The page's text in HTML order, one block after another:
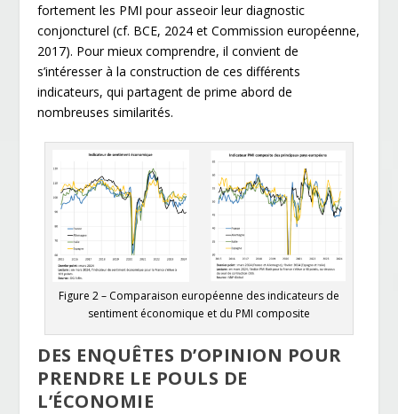
fortement les PMI pour asseoir leur diagnostic
conjoncturel (cf. BCE, 2024 et Commission européenne,
2017). Pour mieux comprendre, il convient de
s’intéresser à la construction de ces différents
indicateurs, qui partagent de prime abord de
nombreuses similarités.
Figure 2– Comparaison européenne des indicateurs de
sentiment économique et du PMI composite
DES ENQUÊTES D’OPINION POUR
PRENDRE LE POULS DE
L’ÉCONOMIE